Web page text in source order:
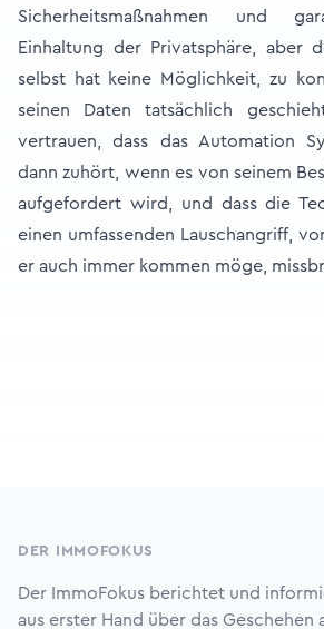
Sicherheitsmaßnahmen und
Einhaltung der Privatsphäre, aber
selbst hat keine Möglichkeit, zu
seinen Daten tatsächlich
vertrauen, dass das Automation
dann zuhört, wenn es von seinem
aufgefordert wird, und dass die
einen umfassenden Lauschangriff,
er auch immer kommen möge,
DER IMMOFOKUS
Der ImmoFokus berichtet und
aus erster Hand über das Geschehen